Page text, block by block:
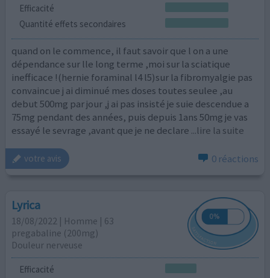
Efficacité
Quantité effets secondaires
quand on le commence, il faut savoir que l on a une
dépendance sur lle long terme ,moi sur la sciatique
inefficace !(hernie foraminal l4 l5)sur la fibromyalgie pas
convaincue j ai diminué mes doses toutes seulee ,au
debut 500mg par jour ,j ai pas insisté je suie descendue a
75mg pendant des années, puis depuis 1ans 50mg je vas
essayé le sevrage ,avant que je ne declare ...lire la suite
votre avis 0 réactions
Lyrica
18/08/2022 | Homme | 63
pregabaline (200mg)
Douleur nerveuse
Efficacité